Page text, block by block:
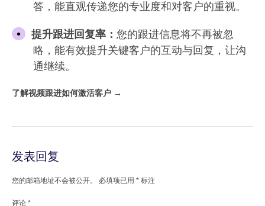
答，能直观传递您的专业度和对客户的重视。
提升跟进回复率： 您的跟进信息将不再被忽
略，能有效提升关键客户的互动与回复，让沟
通继续。
了解视频跟进如何激活客户 →
发表回复
您的邮箱地址不会被公开。 必填项已用 * 标注
评论 *